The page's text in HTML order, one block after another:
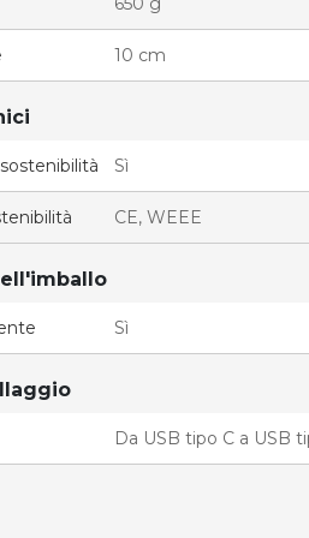
10 cm
Sì
CE, WEEE
Sì
Da USB tipo C a USB